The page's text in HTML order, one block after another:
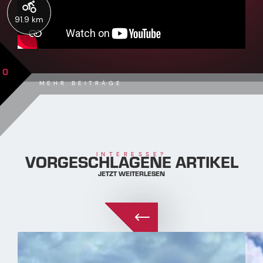
91.9 km
MEHR BEITRÄGE
0
INTERESSE?
VORGESCHLAGENE ARTIKEL
JETZT WEITERLESEN